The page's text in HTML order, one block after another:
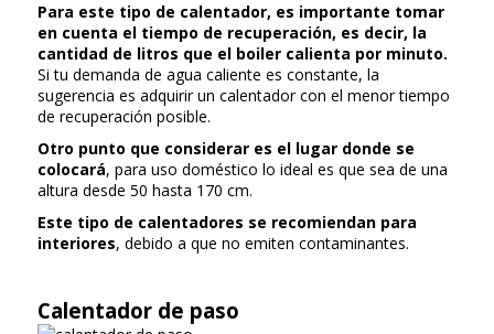
Para este tipo de calentador, es importante tomar
en cuenta el tiempo de recuperación, es decir, la
cantidad de litros que el boiler calienta por minuto.
Si tu demanda de agua caliente es constante, la
sugerencia es adquirir un calentador con el menor tiempo
de recuperación posible.
Otro punto que considerar es el lugar donde se
colocará, para uso doméstico lo ideal es que sea de una
altura desde 50 hasta 170 cm.
Este tipo de calentadores se recomiendan para
interiores, debido a que no emiten contaminantes.
Calentador de paso